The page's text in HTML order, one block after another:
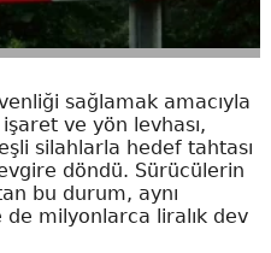
sağlamak amacıyla
ve yön levhası,
silahlarla hedef tahtası
döndü. Sürücülerin
bu durum, aynı
milyonlarca liralık dev